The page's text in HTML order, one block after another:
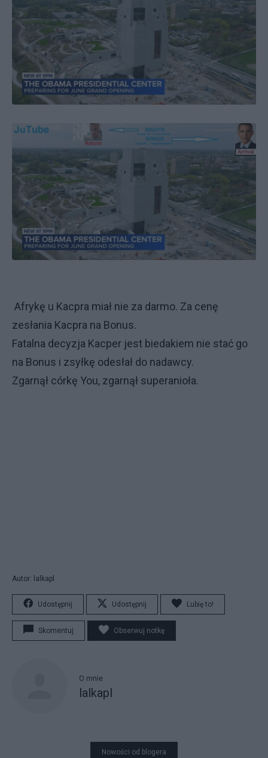
Afrykę u Kacpra miał nie za darmo. Za cenę
zesłania Kacpra na Bonus.
Fatalna decyzja Kacper jest biedakiem nie stać go
na Bonus i zsyłkę odesłał do nadawcy.
Zgarnął córkę You, zgarnął superanioła.
Autor: lalkapl
Udostępnij Udostępnij Lubię to!
Skomentuj Obserwuj notkę
O mnie
lalkapl
Nowości od blogera